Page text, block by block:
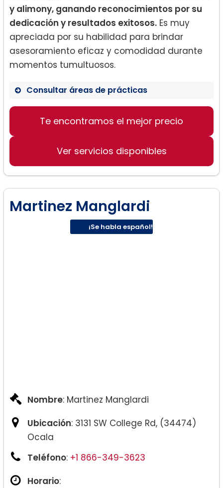
y alimony, ganando reconocimientos por su
dedicación y resultados exitosos. Es muy
apreciada por su habilidad para brindar
asesoramiento eficaz y comodidad durante
momentos tumultuosos.
Consultar áreas de prácticas
Divorcio
Custodia de los niños
Te encontramos el mejor precio
Ver servicios disponibles
Martinez Manglardi
¡Se habla español!
Nombre: Martinez Manglardi
Ubicación: 3131 SW College Rd, (34474)
Ocala
Teléfono: +1 866-349-3623
Horario: